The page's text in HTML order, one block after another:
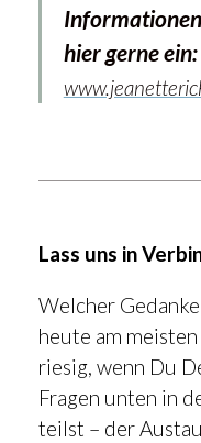
hier gerne ein:
Lass uns in
Welcher
heute am
riesig, wenn Du
Fragen unten in
teilst – der